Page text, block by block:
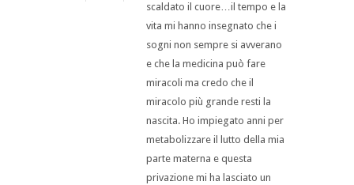
scaldato il cuore…il tempo e la
vita mi hanno insegnato che i
sogni non sempre si avverano
e che la medicina può fare
miracoli ma credo che il
miracolo più grande resti la
nascita. Ho impiegato anni per
metabolizzare il lutto della mia
parte materna e questa
privazione mi ha lasciato un